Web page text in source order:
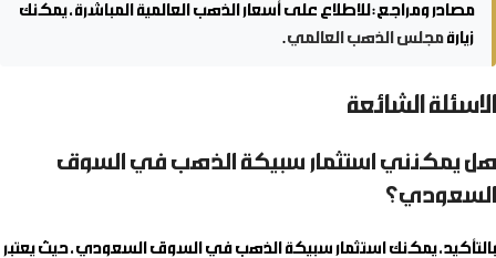
مصادر ومراجع: للاطلاع على أسعار الذهب العالمية المباشرة، يمكنك
زيارةمجلس الذهب العالمي.
الاسئلة الشائعة
هل يمكنني استثمار سبيكة الذهب في السوق
السعودي؟
بالتأكيد، يمكنك استثمار سبيكة الذهب في السوق السعودي، حيث يعتبر